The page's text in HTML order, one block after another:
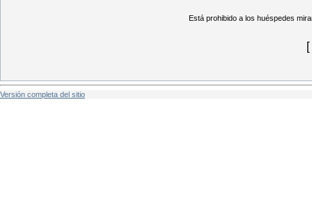
Está prohibido a los huéspedes
Versión completa del sitio